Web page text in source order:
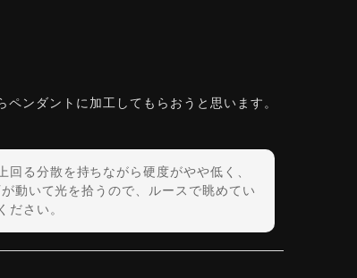
ンダントに加工してもらおうと思います。
る分散を持ちながら硬度がやや低く、
動いて光を拾うので、ルースで眺めてい
ださい。